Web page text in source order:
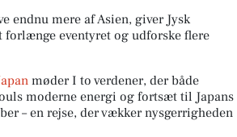
endnu mere af Asien, giver Jysk
forlænge eventyret og udforske flere
møder I to verdener, der både
moderne energi og fortsæt til Japans
– en rejse, der vækker nysgerrigheden